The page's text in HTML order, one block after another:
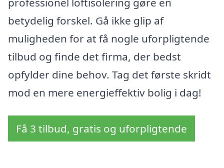
betydelig forskel. Gå ikke glip af
muligheden for at få nogle uforpligtende
tilbud og finde det firma, der bedst
opfylder dine behov. Tag det første skridt
mod en mere energieffektiv bolig i dag!
Få 3 tilbud, gratis og uforpligtende